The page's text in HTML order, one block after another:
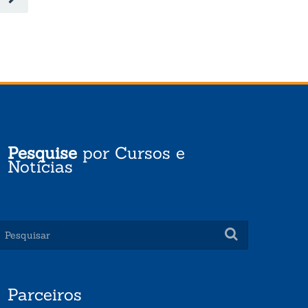
Pesquise por Cursos e
Notícias
Parceiros